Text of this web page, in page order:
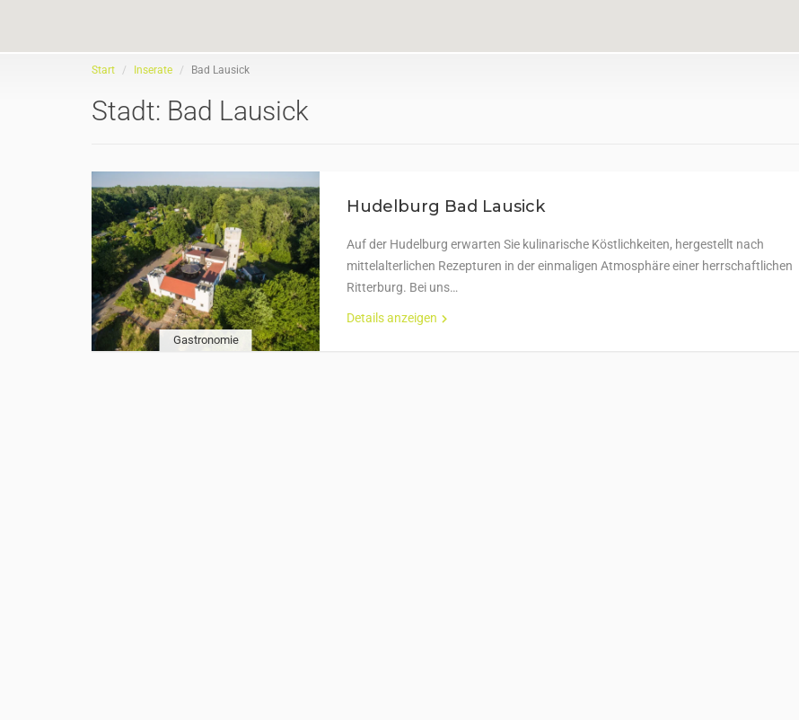
Start Inserate Bad Lausick
Stadt: Bad Lausick
Gastronomie
Hudelburg Bad Lausick
Auf der Hudelburg erwarten Sie kulinarische Köstlichkeiten, hergestellt nach
mittelalterlichen Rezepturen in der einmaligen Atmosphäre einer herrschaftlichen
Ritterburg. Bei uns…
Details anzeigen